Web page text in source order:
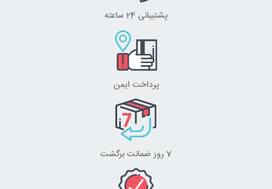
پشتیبانی 24 ساعته
پرداخت ایمن
7 روز ضمانت برگشت